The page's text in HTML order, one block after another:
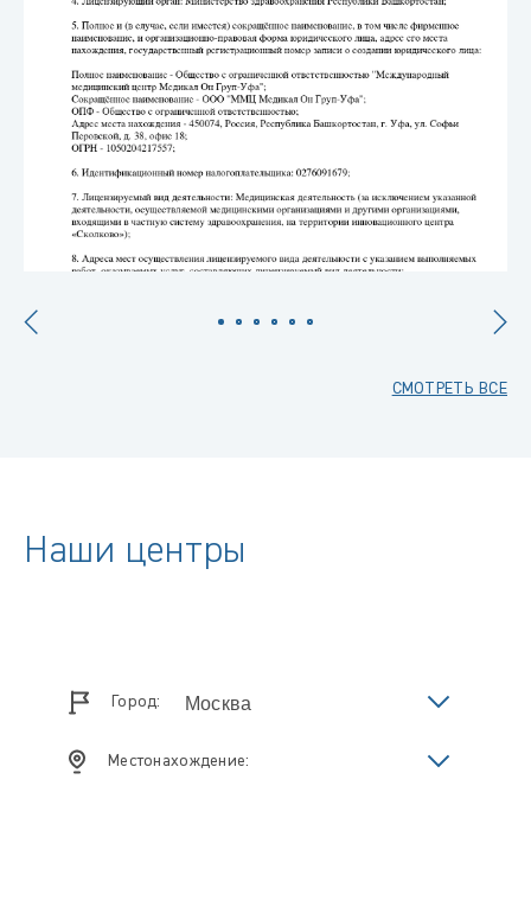
СМОТРЕТЬ ВСЕ
Наши центры
Город:
Местонахождение: